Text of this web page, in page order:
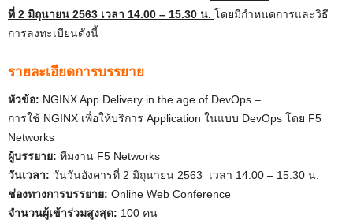
ที่ 2 มิถุนายน 2563 เวลา 14.00 – 15.30 น. โดยมีกำหนดการและวิธี
การลงทะเบียนดังนี้
รายละเอียดการบรรยาย
หัวข้อ: NGINX App Delivery in the age of DevOps –
การใช้ NGINX เพื่อให้บริการ Application ในแบบ DevOps โดย F5
Networks
ผู้บรรยาย: ทีมงาน F5 Networks
วันเวลา: วันวันอังคารที่ 2 มิถุนายน 2563 เวลา 14.00 – 15.30 น.
ช่องทางการบรรยาย: Online Web Conference
จำนวนผู้เข้าร่วมสูงสุด: 100 คน